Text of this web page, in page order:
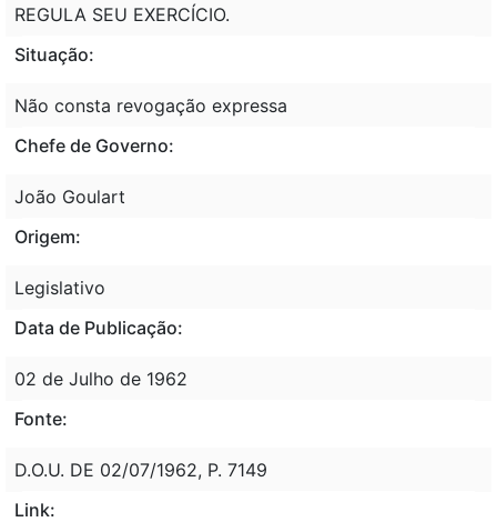
REGULA SEU EXERCÍCIO.
Situação:
Não consta revogação expressa
Chefe de Governo:
João Goulart
Origem:
Legislativo
Data de Publicação:
02 de Julho de 1962
Fonte:
D.O.U. DE 02/07/1962, P. 7149
Link: